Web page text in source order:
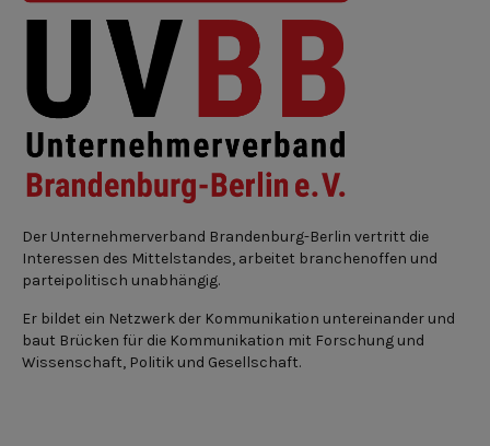
Der Unternehmerverband Brandenburg-Berlin vertritt die
Interessen des Mittelstandes, arbeitet branchenoffen und
parteipolitisch unabhängig.
Er bildet ein Netzwerk der Kommunikation untereinander und
baut Brücken für die Kommunikation mit Forschung und
Wissenschaft, Politik und Gesellschaft.